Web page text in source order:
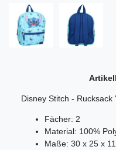
Disney Stitch - Rucksack
Fächer: 2
Material: 100%
Maße: 30 x 25 x